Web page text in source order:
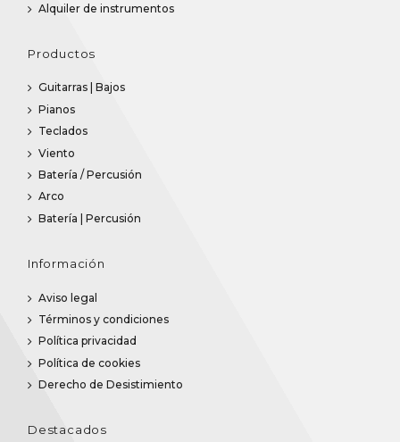
Alquiler de instrumentos
Productos
Guitarras | Bajos
Pianos
Teclados
Viento
Batería / Percusión
Arco
Batería | Percusión
Información
Aviso legal
Términos y condiciones
Política privacidad
Política de cookies
Derecho de Desistimiento
Destacados